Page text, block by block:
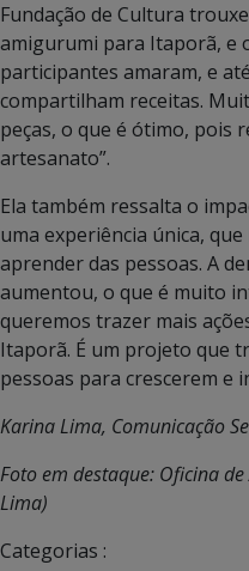
Fundação de Cultura
amigurumi para Itaporã, e
participantes amaram, e
compartilham receitas.
peças, o que é ótimo, pois
artesanato”.
Ela também ressalta o
uma experiência única,
aprender das pessoas. A
aumentou, o que é muito
queremos trazer mais
Itaporã. É um projeto que
pessoas para crescerem e
Karina Lima, Comunicação
Foto em destaque: Oficina
Lima)
Categorias :